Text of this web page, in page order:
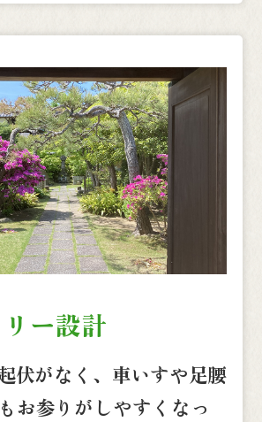
ー設計
伏がなく、車いすや足腰
お参りがしやすくなっ